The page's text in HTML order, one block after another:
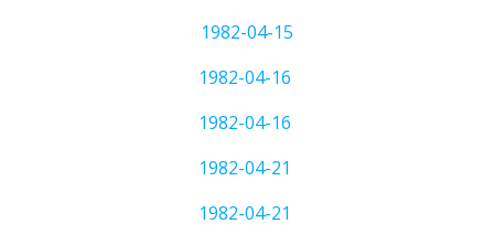
1982-04-15
1982-04-16
1982-04-16
1982-04-21
1982-04-21